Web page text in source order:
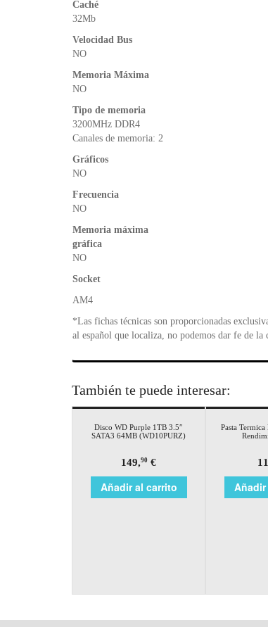
Caché
32Mb
Velocidad Bus
NO
Memoria Máxima
NO
Tipo de memoria
3200MHz DDR4
Canales de memoria: 2
Gráficos
NO
Frecuencia
NO
Memoria máxima
gráfica
NO
Socket
AM4
*Las fichas técnicas son proporcionadas
al español que localiza, no podemos dar fe de
También te puede interesar:
Disco WD Purple 1TB 3.5″
SATA3 64MB (WD10PURZ)
149,90 €
Añadir al carrito
Pasta